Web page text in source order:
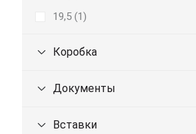
19,5 (1)
Коробка
Документы
Вставки